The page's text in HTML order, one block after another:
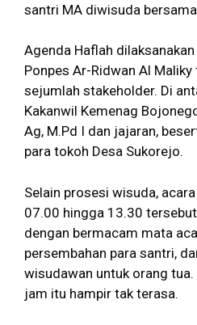
santri MA diwisuda
Agenda Haflah
Ponpes Ar-Ridwan Al
sejumlah stakeholder. Di
Kakanwil Kemenag
Ag, M.Pd I dan jajaran,
para tokoh Desa Sukorejo.
Selain prosesi wisuda,
07.00 hingga 13.30
dengan bermacam mata
persembahan para santri,
wisudawan untuk orang
jam itu hampir tak terasa.